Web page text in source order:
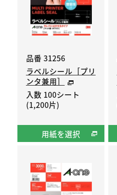
品番 31256
ラベルシール［プリ
ンタ兼用］
入数 100シート
(1,200片)
用紙を選択